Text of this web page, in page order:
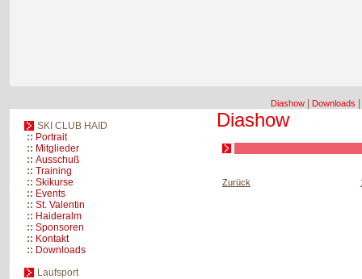
Diashow Downloads
SKI CLUB HAID
:: Portrait
:: Mitglieder
:: Ausschuß
:: Training
:: Skikurse
:: Events
:: St. Valentin
:: Haideralm
:: Sponsoren
:: Kontakt
:: Downloads
Laufsport
Diashow
Zurück